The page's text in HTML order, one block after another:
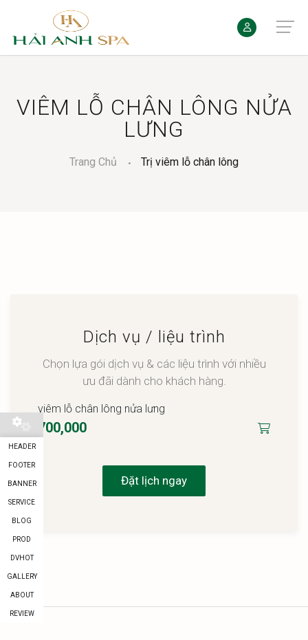
VIÊM LỖ CHÂN LÔNG NỬA
LƯNG
Trang Chủ Trị viêm lỗ chân lông
Dịch vụ / liệu trình
Chọn lựa gói dịch vụ & các liệu trình với nhiều
ưu đãi dành cho khách hàng.
viêm lỗ chân lông nửa lưng
700,000
Đặt lịch ngay
HEADER
FOOTER
BANNER
SERVICE
BLOG
PROD
DVHOT
GALLERY
ABOUT
REVIEW